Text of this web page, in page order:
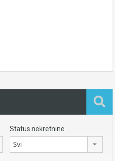
Status nekretnine
Svi